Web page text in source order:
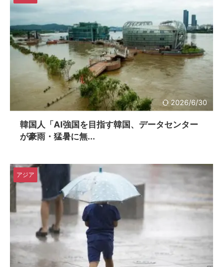
2026/6/30
韓国人「AI強国を目指す韓国、データセンター
が豪雨・猛暑に無...
アジア